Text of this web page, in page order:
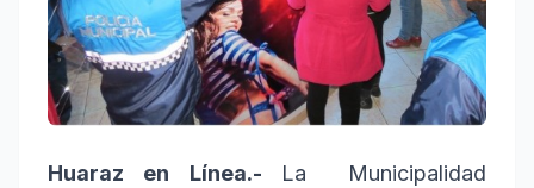
Huaraz en Línea.- La Municipalidad